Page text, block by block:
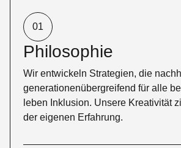
01
Philosophie
Wir entwickeln Strategien, die
generationenübergreifend für alle
leben Inklusion. Unsere Kreativität
der eigenen Erfahrung.